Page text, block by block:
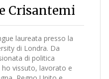
Crisantemi
laureata presso la
di Londra. Da
di politica
vissuto, lavorato e